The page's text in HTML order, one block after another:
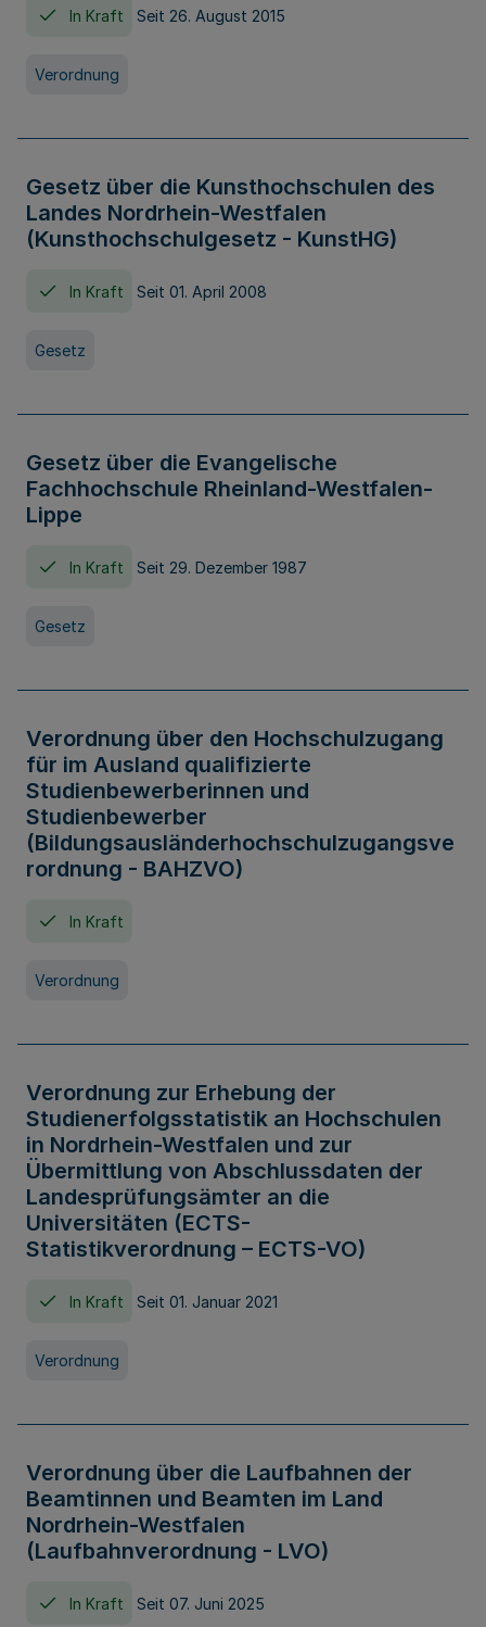
In Kraft Seit 26. August 2015
Verordnung
Gesetz über die Kunsthochschulen des
Landes Nordrhein-Westfalen
(Kunsthochschulgesetz - KunstHG)
In Kraft Seit 01. April 2008
Gesetz
Gesetz über die Evangelische
Fachhochschule Rheinland-Westfalen-
Lippe
In Kraft Seit 29. Dezember 1987
Gesetz
Verordnung über den Hochschulzugang
für im Ausland qualifizierte
Studienbewerberinnen und
Studienbewerber
(Bildungsausländerhochschulzugangsve
rordnung - BAHZVO)
In Kraft
Verordnung
Verordnung zur Erhebung der
Studienerfolgsstatistik an Hochschulen
in Nordrhein-Westfalen und zur
Übermittlung von Abschlussdaten der
Landesprüfungsämter an die
Universitäten (ECTS-
Statistikverordnung – ECTS-VO)
In Kraft Seit 01. Januar 2021
Verordnung
Verordnung über die Laufbahnen der
Beamtinnen und Beamten im Land
Nordrhein-Westfalen
(Laufbahnverordnung - LVO)
In Kraft Seit 07. Juni 2025